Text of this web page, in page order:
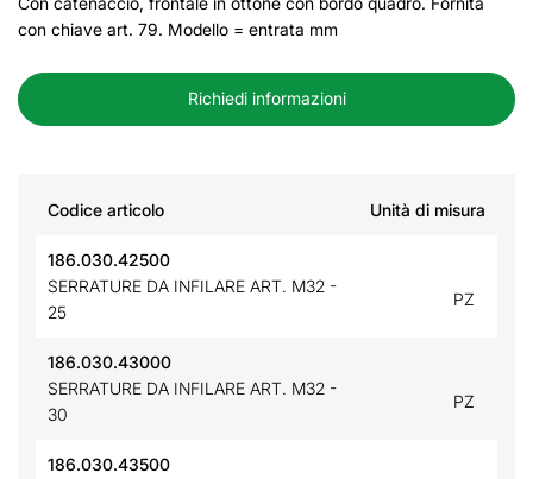
con chiave art. 79. Modello = entrata mm
Richiedi informazioni
Codice articolo Unità di misura
186.030.42500
SERRATURE DA INFILARE ART. M32 -
25
PZ
186.030.43000
SERRATURE DA INFILARE ART. M32 -
30
PZ
186.030.43500